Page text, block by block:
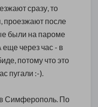
сразу, то
проезжают после
были на пароме
еще через час - в
потому что это
пугали :-).
Симферополь. По